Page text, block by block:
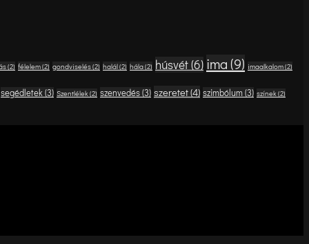
(2) félelem(2) gondviselés(2) halál(2) hála(2) húsvét(6) ima(9) imaalkalom(2)
segédletek (3) Szentlélek(2) szenvedés(3) szeretet(4) szimbólum(3) színek(2)